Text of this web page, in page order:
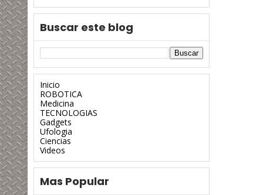
Buscar este blog
Inicio
ROBOTICA
Medicina
TECNOLOGIAS
Gadgets
Ufologia
Ciencias
Videos
Mas Popular